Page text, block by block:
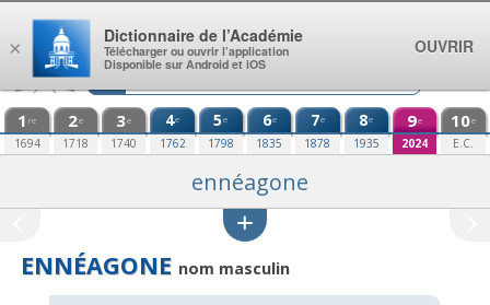
Aller au contenu
1 re
1694
2e
1718
3e
1740
4e
1762
5e
1798
6e
1835
7e
1878
8e
1935
9e
2024
10e
E.C.
ennéagone
ENNÉAGONE nom masculin
×
Dictionnaire de l’Académie
Télécharger ou ouvrir l’application
Disponible sur Android et iOS
OUVRIR